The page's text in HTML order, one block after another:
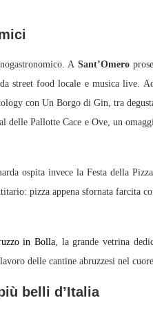
A Sant’Omero
street food locale e musica live.
con Un Borgo di Gin, tra
delle Pallotte Cace e Ove, un
ospita invece la Festa della
pizza appena sfornata farcita
in Bolla , la grande vetrina
delle cantine abruzzesi nel
belli d’Italia